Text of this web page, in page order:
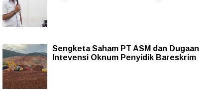
Sengketa Saham PT ASM dan Dugaan
Intevensi Oknum Penyidik Bareskrim